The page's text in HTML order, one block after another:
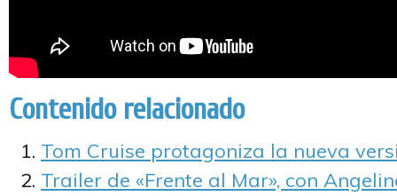
Contenido relacionado
Tom Cruise protagoniza la nueva
Trailer de «Frente al Mar», con